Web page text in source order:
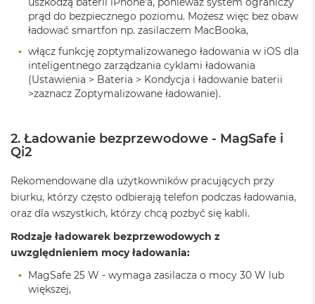
A
i
r
4
M
a
o
o
i
r
3
M
a
c
B
o
prąd do bezpiecznego poziomu. Możesz więc bez obaw
ładować smartfon np. zasilaczem MacBooka,
włącz funkcję zoptymalizowanego ładowania w iOS dla
inteligentnego zarządzania cyklami ładowania
(Ustawienia > Bateria > Kondycja i ładowanie baterii
>zaznacz Zoptymalizowane ładowanie).
2. Ładowanie bezprzewodowe - MagSafe i
Qi2
Rekomendowane dla użytkowników pracujących przy
biurku, którzy często odbierają telefon podczas ładowania,
oraz dla wszystkich, którzy chcą pozbyć się kabli.
Rodzaje ładowarek bezprzewodowych z
uwzględnieniem mocy ładowania:
MagSafe 25 W - wymaga zasilacza o mocy 30 W lub
większej,